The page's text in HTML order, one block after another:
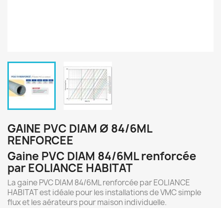
GAINE PVC DIAM Ø 84/6ML
RENFORCEE
Gaine PVC DIAM 84/6ML renforcée
par EOLIANCE HABITAT
La gaine PVC DIAM 84/6ML renforcée par EOLIANCE
HABITAT est idéale pour les installations de VMC simple
flux et les aérateurs pour maison individuelle.